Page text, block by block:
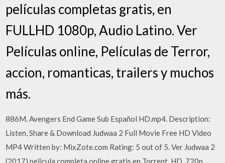
películas completas gratis, en
FULLHD 1080p, Audio Latino. Ver
Películas online, Películas de Terror,
accion, romanticas, trailers y muchos
más.
886M. Avengers End Game Sub Español HD.mp4. Description:
Listen, Share & Download Judwaa 2 Full Movie Free HD Video
MP4 Written by: MixZote.com Rating: 5 out of 5. Ver Judwaa 2
(2017) pelicula completa online gratis en Torrent, HD, 720p,